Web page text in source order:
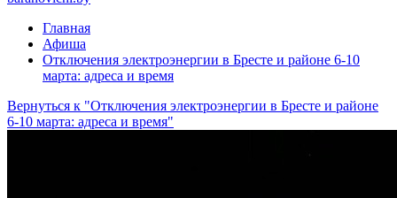
Главная
Афиша
Отключения электроэнергии в Бресте и районе 6-10
марта: адреса и время
Вернуться к "Отключения электроэнергии в Бресте и районе
6-10 марта: адреса и время"